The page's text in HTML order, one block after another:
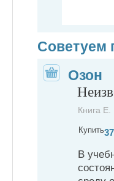
Советуем
Озон
Книга
Купить
В